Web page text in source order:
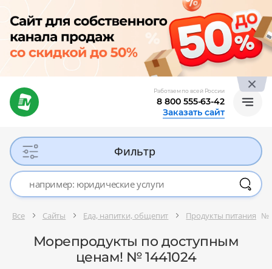
Работаем по всей России
8 800 555-63-42
Заказать сайт
Фильтр
Все Сайты Еда, напитки, общепит Продукты питания №
Морепродукты по доступным
ценам! № 1441024